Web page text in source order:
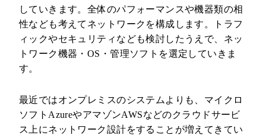
していきます。全体のパフォーマンスや機器類の相
性なども考えてネットワークを構成します。トラフ
ィックやセキュリティなども検討したうえで、ネッ
トワーク機器・OS・管理ソフトを選定していきま
す。
最近ではオンプレミスのシステムよりも、マイクロ
ソフトAzureやアマゾンAWSなどのクラウドサービ
ス上にネットワーク設計をすることが増えてきてい